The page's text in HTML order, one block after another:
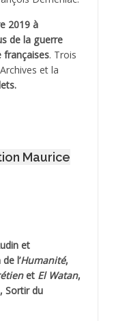
2019 à
de la guerre
françaises. Trois
et la
.
Maurice
et
l’Humanité,
et El Watan,
Sortir du